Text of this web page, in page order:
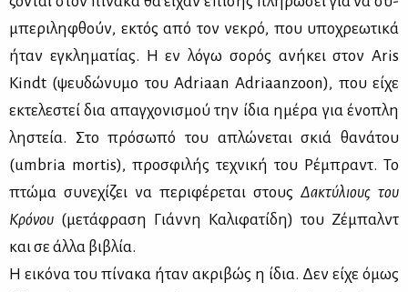
μπε­ρι­λη­φθούν, εκτός από τον νε­κρό, που υπο­χρε­ω­τι­κά
ήταν εγκλη­μα­τί­ας. Η εν λό­γω σο­ρός ανή­κει στον Aris
Kindt (ψευ­δώ­νυ­μο του Adriaan Adriaanzoon), που εί­χε
εκτε­λε­στεί δια απαγ­χο­νι­σμού την ίδια ημέ­ρα για ένο­πλη
λη­στεία. Στο πρό­σω­πό του απλώ­νε­ται σκιά θα­νά­του
(umbria mortis), προ­σφι­λής τε­χνι­κή του Ρέ­μπραντ. Το
πτώ­μα συ­νε­χί­ζει να πε­ρι­φέ­ρε­ται στους Δα­κτύ­λιους του
Κρό­νου (με­τά­φρα­ση Γιάν­νη Κα­λι­φα­τί­δη) του Ζέ­μπαλντ
και σε άλ­λα βι­βλία.
Η ει­κό­να του πί­να­κα ήταν ακρι­βώς η ίδια. Δεν εί­χε όμως